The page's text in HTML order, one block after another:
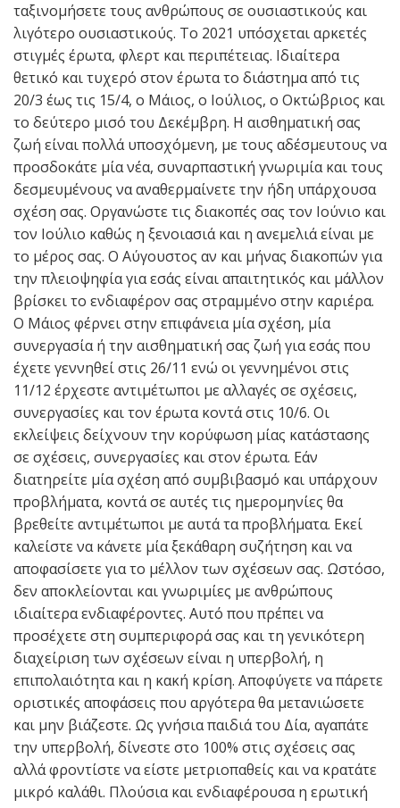
ταξινομήσετε τους ανθρώπους σε ουσιαστικούς και
λιγότερο ουσιαστικούς. Το 2021 υπόσχεται αρκετές
στιγμές έρωτα, φλερτ και περιπέτειας. Ιδιαίτερα
θετικό και τυχερό στον έρωτα το διάστημα από τις
20/3 έως τις 15/4, ο Μάιος, ο Ιούλιος, ο Οκτώβριος και
το δεύτερο μισό του Δεκέμβρη. Η αισθηματική σας
ζωή είναι πολλά υποσχόμενη, με τους αδέσμευτους να
προσδοκάτε μία νέα, συναρπαστική γνωριμία και τους
δεσμευμένους να αναθερμαίνετε την ήδη υπάρχουσα
σχέση σας. Οργανώστε τις διακοπές σας τον Ιούνιο και
τον Ιούλιο καθώς η ξενοιασιά και η ανεμελιά είναι με
το μέρος σας. Ο Αύγουστος αν και μήνας διακοπών για
την πλειοψηφία για εσάς είναι απαιτητικός και μάλλον
βρίσκει το ενδιαφέρον σας στραμμένο στην καριέρα.
Ο Μάιος φέρνει στην επιφάνεια μία σχέση, μία
συνεργασία ή την αισθηματική σας ζωή για εσάς που
έχετε γεννηθεί στις 26/11 ενώ οι γεννημένοι στις
11/12 έρχεστε αντιμέτωποι με αλλαγές σε σχέσεις,
συνεργασίες και τον έρωτα κοντά στις 10/6. Οι
εκλείψεις δείχνουν την κορύφωση μίας κατάστασης
σε σχέσεις, συνεργασίες και στον έρωτα. Εάν
διατηρείτε μία σχέση από συμβιβασμό και υπάρχουν
προβλήματα, κοντά σε αυτές τις ημερομηνίες θα
βρεθείτε αντιμέτωποι με αυτά τα προβλήματα. Εκεί
καλείστε να κάνετε μία ξεκάθαρη συζήτηση και να
αποφασίσετε για το μέλλον των σχέσεων σας. Ωστόσο,
δεν αποκλείονται και γνωριμίες με ανθρώπους
ιδιαίτερα ενδιαφέροντες. Αυτό που πρέπει να
προσέχετε στη συμπεριφορά σας και τη γενικότερη
διαχείριση των σχέσεων είναι η υπερβολή, η
επιπολαιότητα και η κακή κρίση. Αποφύγετε να πάρετε
οριστικές αποφάσεις που αργότερα θα μετανιώσετε
και μην βιάζεστε. Ως γνήσια παιδιά του Δία, αγαπάτε
την υπερβολή, δίνεστε στο 100% στις σχέσεις σας
αλλά φροντίστε να είστε μετριοπαθείς και να κρατάτε
μικρό καλάθι. Πλούσια και ενδιαφέρουσα η ερωτική